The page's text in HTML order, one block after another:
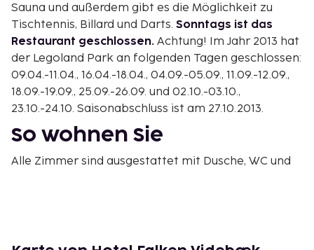
Sauna und außerdem gibt es die Möglichkeit zu
Tischtennis, Billard und Darts. Sonntags ist das
Restaurant geschlossen. Achtung! Im Jahr 2013 hat
der Legoland Park an folgenden Tagen geschlossen:
09.04.-11.04., 16.04.-18.04., 04.09.-05.09., 11.09.-12.09.,
18.09.-19.09., 25.09.-26.09. und 02.10.-03.10.,
23.10.-24.10. Saisonabschluss ist am 27.10.2013.
So wohnen Sie
Alle Zimmer sind ausgestattet mit Dusche, WC und
Parkmöglichkeiten, Spielplatz.